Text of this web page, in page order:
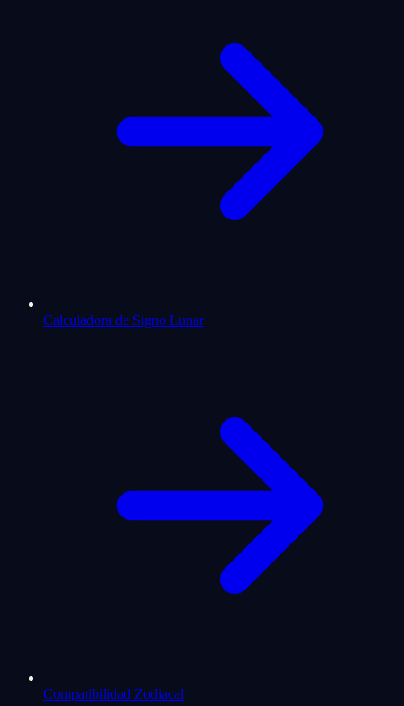
Calculadora de Signo Lunar
Compatibilidad Zodiacal